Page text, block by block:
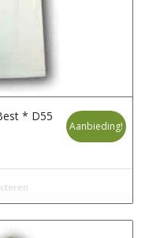
* D55
Aanbieding!